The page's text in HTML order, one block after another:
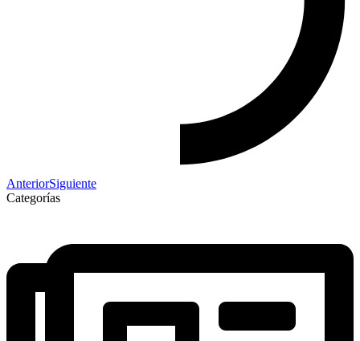
AnteriorSiguiente
Categorías